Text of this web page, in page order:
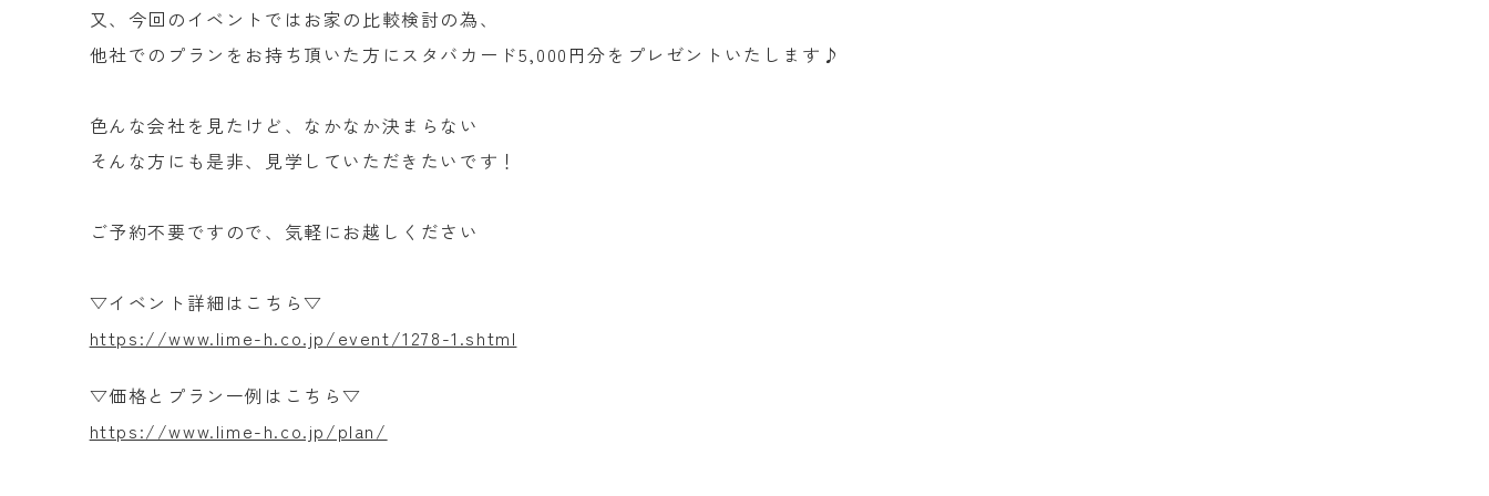
又、今回のイベントではお家の比較検討の為、
他社でのプランをお持ち頂いた方にスタバカード5,000円分をプレゼントいたします♪
色んな会社を見たけど、なかなか決まらない
そんな方にも是非、見学していただきたいです！
ご予約不要ですので、気軽にお越しください
▽イベント詳細はこちら▽
https://www.lime-h.co.jp/event/1278-1.shtml
▽価格とプラン一例はこちら▽
https://www.lime-h.co.jp/plan/